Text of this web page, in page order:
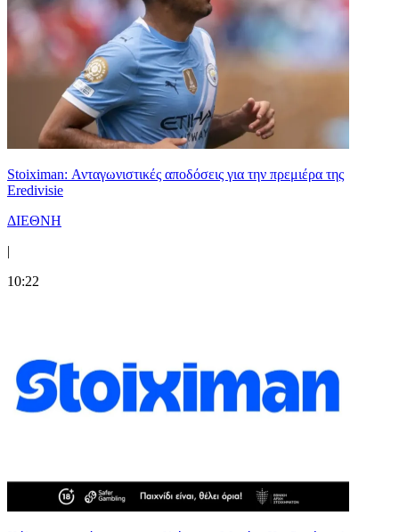
Stoiximan: Ανταγωνιστικές αποδόσεις για την πρεμιέρα της
Eredivisie
ΔΙΕΘΝΗ
|
10:22